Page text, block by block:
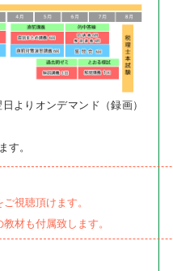
よりオンデマンド（録画）
す。
視聴頂けます。
材も付属致します。